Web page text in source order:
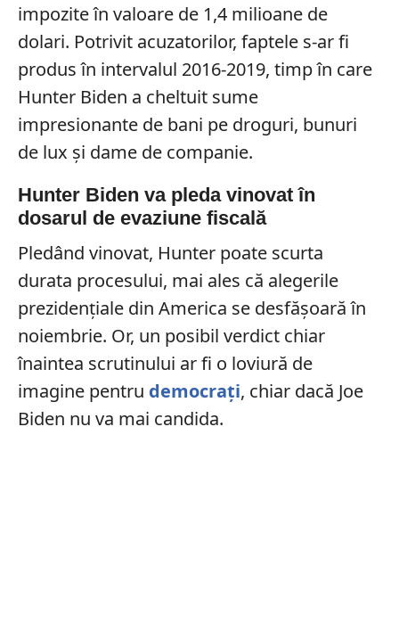
impozite în valoare de 1,4 milioane de
dolari. Potrivit acuzatorilor, faptele s-ar fi
produs în intervalul 2016-2019, timp în care
Hunter Biden a cheltuit sume
impresionante de bani pe droguri, bunuri
de lux și dame de companie.
Hunter Biden va pleda vinovat în
dosarul de evaziune fiscală
Pledând vinovat, Hunter poate scurta
durata procesului, mai ales că alegerile
prezidențiale din America se desfășoară în
noiembrie. Or, un posibil verdict chiar
înaintea scrutinului ar fi o loviură de
imagine pentru democrați, chiar dacă Joe
Biden nu va mai candida.